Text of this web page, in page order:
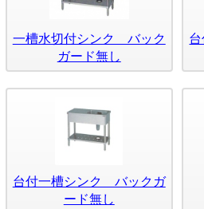
一槽水切付シンク バック
ガード無し
台付一槽シンク バックガ
ード無し